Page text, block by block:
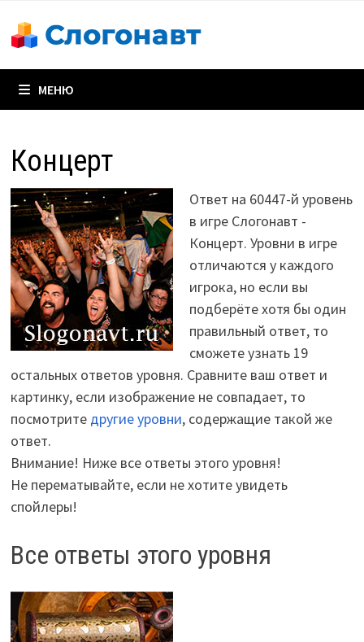
содержимому
МЕНЮ
Концерт
Ответ на 60447-й уровень
в игре Слогонавт -
Концерт. Уровни в игре
отличаются у каждого
игрока, но если вы
подберёте хотя бы один
правильный ответ, то
сможете узнать 19
остальных ответов уровня. Сравните ваш ответ и
картинку, если изображение не совпадает, то
посмотрите другие уровни, содержащие такой же
ответ.
Внимание! Ниже все ответы этого уровня!
Не перематывайте, если не хотите увидеть
спойлеры!
Все ответы этого уровня